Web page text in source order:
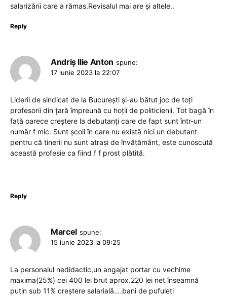
salarizării care a rămas.Revisalul mai are și altele..
Reply
Andriș Ilie Anton spune:
17 iunie 2023 la 22:07
Liderii de sindicat de la București și-au bătut joc de toți
profesorii din țară împreună cu hoții de politicienii. Tot bagă în
față oarece creștere la debutanți care de fapt sunt într-un
număr f mic. Sunt școli în care nu există nici un debutant
pentru că tinerii nu sunt atrași de învățământ, este cunoscută
această profesie ca fiind f f prost plătită.
Reply
Marcel spune:
15 iunie 2023 la 09:25
La personalul nedidactic,un angajat portar cu vechime
maxima(25%) cei 400 lei brut aprox.220 lei net înseamnă
puțin sub 11% creștere salarială….bani de pufuleți